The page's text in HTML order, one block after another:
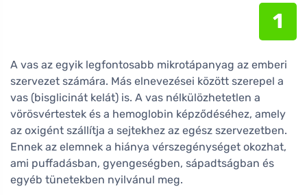
1
A vas az egyik legfontosabb mikrotápanyag az emberi
szervezet számára. Más elnevezései között szerepel a
vas (bisglicinát kelát) is. A vas nélkülözhetetlen a
vörösvértestek és a hemoglobin képződéséhez, amely
az oxigént szállítja a sejtekhez az egész szervezetben.
Ennek az elemnek a hiánya vérszegénységet okozhat,
ami puffadásban, gyengeségben, sápadtságban és
egyéb tünetekben nyilvánul meg.